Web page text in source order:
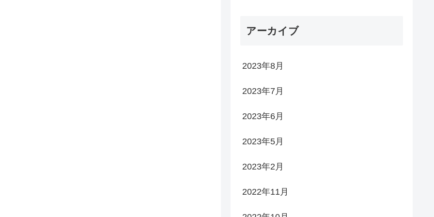
アーカイブ
2023年8月
2023年7月
2023年6月
2023年5月
2023年2月
2022年11月